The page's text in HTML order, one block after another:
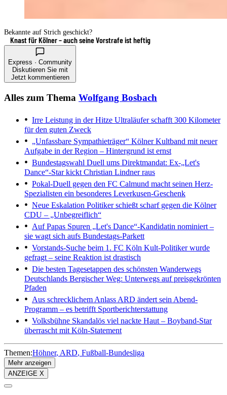
Bekannte auf Strich geschickt?
Knast für Kölner – auch seine Vorstrafe ist heftig
Express · Community
Diskutieren Sie mit
Jetzt kommentieren
Alles zum Thema Wolfgang Bosbach
Irre Leistung in der Hitze Ultraläufer schafft 300 Kilometer
für den guten Zweck
„Unfassbare Sympathieträger“ Kölner Kultband mit neuer
Aufgabe in der Region – Hintergrund ist ernst
Bundestagswahl Duell ums Direktmandat: Ex-„Let's
Dance“-Star kickt Christian Lindner raus
Pokal-Duell gegen den FC Calmund macht seinen Herz-
Spezialisten ein besonderes Leverkusen-Geschenk
Neue Eskalation Politiker schießt scharf gegen die Kölner
CDU – „Unbegreiflich“
Auf Papas Spuren „Let's Dance“-Kandidatin nominiert –
sie wagt sich aufs Bundestags-Parkett
Vorstands-Suche beim 1. FC Köln Kult-Politiker wurde
gefragt – seine Reaktion ist drastisch
Die besten Tagesetappen des schönsten Wanderwegs
Deutschlands Bergischer Weg: Unterwegs auf preisgekrönten
Pfaden
Aus schrecklichem Anlass ARD ändert sein Abend-
Programm – es betrifft Sportberichterstattung
Volksbühne Skandalös viel nackte Haut – Boyband-Star
überrascht mit Köln-Statement
Themen:Höhner ARD Fußball-Bundesliga
Mehr anzeigen
ANZEIGE X